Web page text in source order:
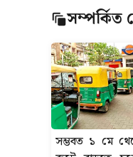
সম্পর্কিত
সম্ভবত ১ মে